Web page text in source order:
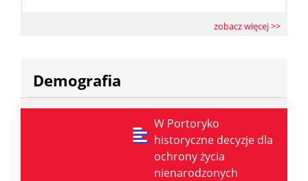
zobacz więcej >>
Demografia
W Portoryko
historyczne decyzje dla
ochrony życia
nienarodzonych